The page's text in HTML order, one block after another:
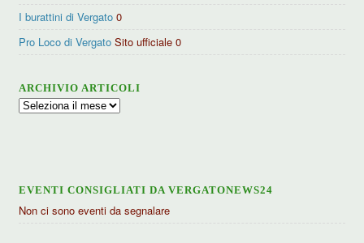
I burattini di Vergato 0
Pro Loco di Vergato Sito ufficiale 0
ARCHIVIO ARTICOLI
Archivio
EVENTI CONSIGLIATI DA VERGATONEWS24
Non ci sono eventi da segnalare